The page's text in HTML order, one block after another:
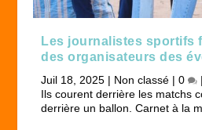
Les journalistes sportifs
des organisateurs des
Juil 18, 2025 | Non classé |0
Ils courent derrière les matchs
derrière un ballon. Carnet à la